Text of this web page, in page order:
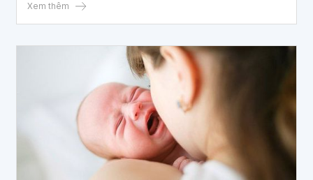
Xem thêm